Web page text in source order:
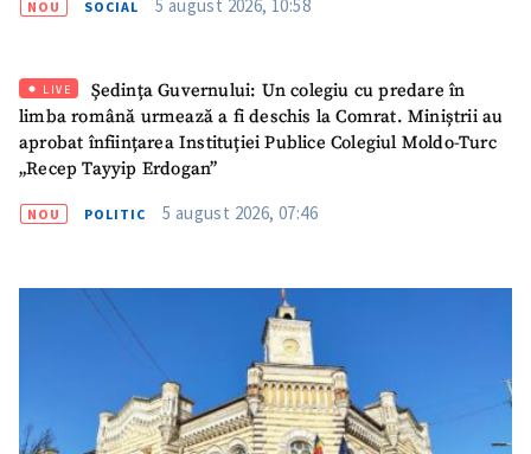
NOU SOCIAL 5 august 2026, 10:58
LIVE
Ședința Guvernului: Un colegiu cu predare în
limba română urmează a fi deschis la Comrat. Miniștrii au
aprobat înființarea Instituției Publice Colegiul Moldo-Turc
„Recep Tayyip Erdogan”
NOU POLITIC 5 august 2026, 07:46
Fotografie
+ Încarcă imagine
Link media
+ Link media